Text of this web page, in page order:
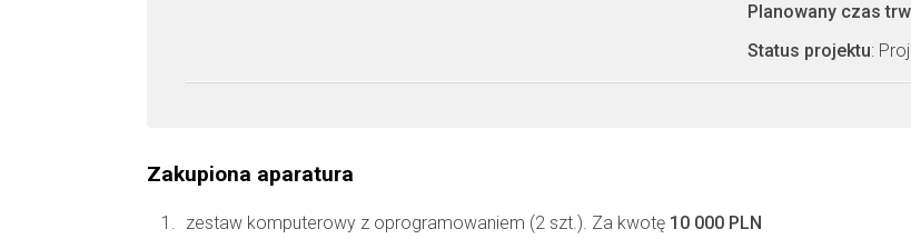
Planowany czas
Status projektu:
Zakupiona aparatura
zestaw komputerowy z oprogramowaniem (2 szt.). Za kwotę 10 000 PLN